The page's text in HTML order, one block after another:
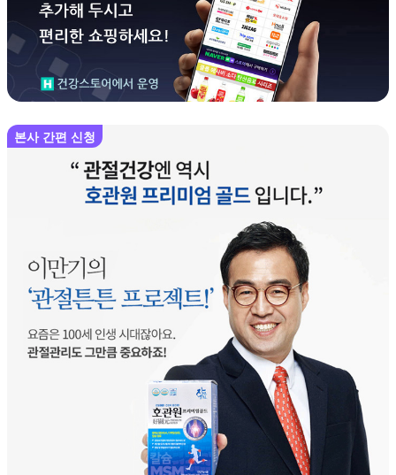
본사 간편 신청